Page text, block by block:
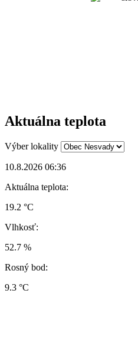
Aktuálna teplota
Výber lokality
10.8.2026 06:36
Aktuálna teplota:
19.2 °C
Vlhkosť:
52.7 %
Rosný bod:
9.3 °C